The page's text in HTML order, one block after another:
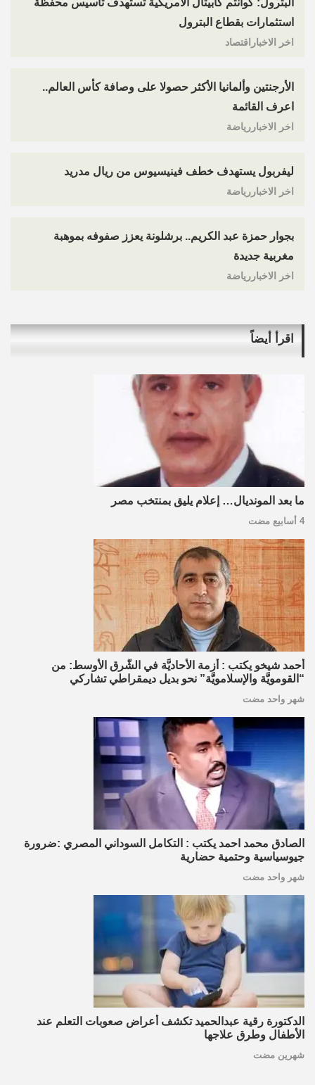
البترول: كوانتم كابيتال الأمريكية تستهدف تأسيس محفظة
استثمارات بقطاع البترول
اخر الاخباراقتصاد
الأرجنتين وألمانيا الأكثر حصولا على وصافة كأس العالم..
اعرف القائمة
اخر الاخباررياضة
ليفربول يستهدف خطف فينيسيوس من ريال مدريد
اخر الاخباررياضة
بجوار حمزة عبد الكريم.. برشلونة يعزز صفوفه بموهبة
مغربية جديدة
اخر الاخباررياضة
اقرأ أيضاً
ما بعد المونديال… إعلام يليق بمنتخب مصر
4 أسابيع مضت
أحمد شيخو يكتب : أزمة الأحاديَّة في الشَّرق الأوسط: من
“القومويَّة والإسلامويَّة” نحو بديل ديمقراطي تشاركي
شهر واحد مضت
الصادق محمد احمد يكتب : التكامل السوداني المصري :ضرورة
جيوسياسية وحتمية حضارية
شهر واحد مضت
الدكتورة رقية عبدالحميد تكشف أعراض صعوبات التعلم عند
الأطفال وطرق علاجها
شهرين مضت